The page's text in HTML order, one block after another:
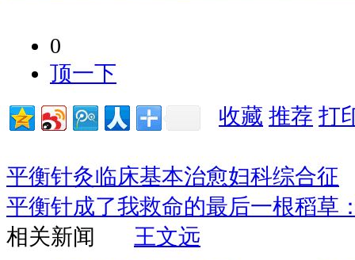
0
顶一下
收藏 推荐 打
平衡针灸临床基本治愈妇科综合征
平衡针成了我救命的最后一根稻草
相关新闻
王文远